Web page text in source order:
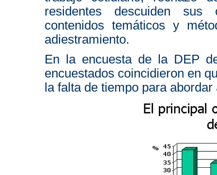
residentes descuiden sus
contenidos temáticos y
adiestramiento.
En la encuesta de la DEP
encuestados coincidieron en
la falta de tiempo para